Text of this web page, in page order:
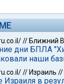
// Ближний
дни БПЛА
наши
// Израиль //
в